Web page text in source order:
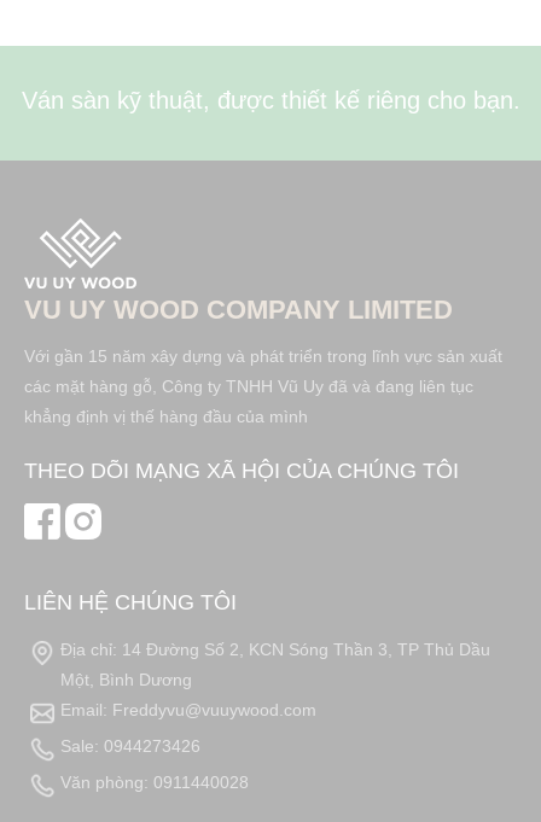
Ván sàn kỹ thuật, được thiết kế riêng cho bạn.
VU UY WOOD COMPANY LIMITED
Với gần 15 năm xây dựng và phát triển trong lĩnh vực sản xuất
các mặt hàng gỗ, Công ty TNHH Vũ Uy đã và đang liên tục
khẳng định vị thế hàng đầu của mình
THEO DÕI MẠNG XÃ HỘI CỦA CHÚNG TÔI
LIÊN HỆ CHÚNG TÔI
Địa chỉ: 14 Đường Số 2, KCN Sóng Thần 3, TP Thủ Dầu
Một, Bình Dương
Email: Freddyvu@vuuywood.com
Sale: 0944273426
Văn phòng: 0911440028